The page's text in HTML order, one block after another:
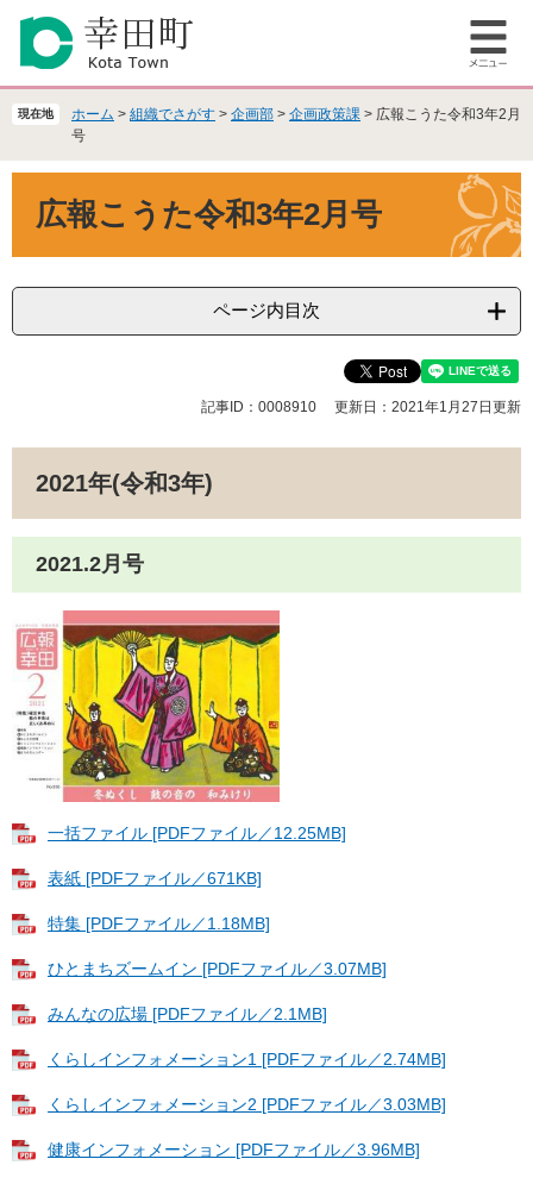
の
で
ー
ば
文
へ
メ
ー
現在地 ホーム > 組織でさがす > 企画部 > 企画政策課 > 広報こうた令和3年2月
号
広報こうた令和3年2月号
ページ内目次
記事ID：0008910 更新日：2021年1月27日更新
2021年(令和3年)
2021.2月号
一括ファイル [PDFファイル／12.25MB]
表紙 [PDFファイル／671KB]
特集 [PDFファイル／1.18MB]
ひとまちズームイン [PDFファイル／3.07MB]
みんなの広場 [PDFファイル／2.1MB]
くらしインフォメーション1 [PDFファイル／2.74MB]
くらしインフォメーション2 [PDFファイル／3.03MB]
健康インフォメーション [PDFファイル／3.96MB]